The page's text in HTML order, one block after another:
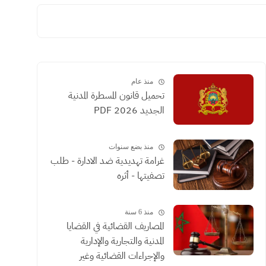
منذ عام
تحميل قانون المسطرة المدنية
الجديد 2026 PDF
منذ بضع سنوات
غرامة تهديدية ضد الادارة - طلب
تصفيتها - أثره
منذ 6 سنة
المصاريف القضائية في القضايا
المدنية والتجارية والإدارية
والإجراءات القضائية وغير